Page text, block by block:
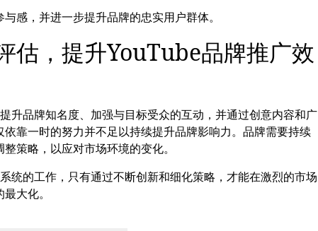
感，并进一步提升品牌的忠实用户群体。
估，提升YouTube品牌推广效
升品牌知名度、加强与目标受众的互动，并通过创意内容和广
靠一时的努力并不足以持续提升品牌影响力。品牌需要持续
策略，以应对市场环境的变化。
统的工作，只有通过不断创新和细化策略，才能在激烈的市场
大化。